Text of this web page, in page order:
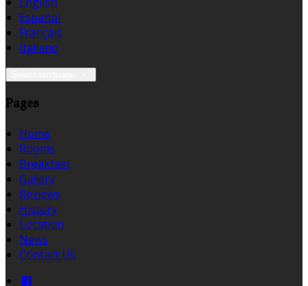
Español
Français
Italiano
Pages
Home
Rooms
Breakfast
Gallery
Reviews
History
Location
News
Contact Us